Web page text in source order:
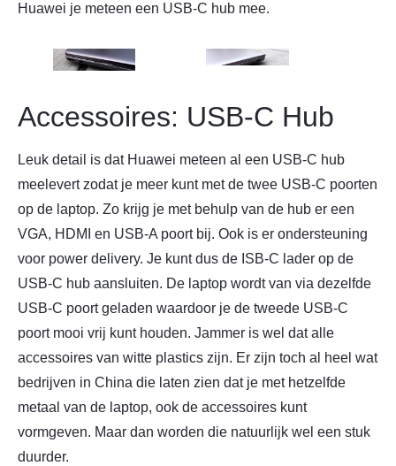
Huawei je meteen een USB-C hub mee.
Accessoires: USB-C Hub
Leuk detail is dat Huawei meteen al een USB-C hub
meelevert zodat je meer kunt met de twee USB-C poorten
op de laptop. Zo krijg je met behulp van de hub er een
VGA, HDMI en USB-A poort bij. Ook is er ondersteuning
voor power delivery. Je kunt dus de ISB-C lader op de
USB-C hub aansluiten. De laptop wordt van via dezelfde
USB-C poort geladen waardoor je de tweede USB-C
poort mooi vrij kunt houden. Jammer is wel dat alle
accessoires van witte plastics zijn. Er zijn toch al heel wat
bedrijven in China die laten zien dat je met hetzelfde
metaal van de laptop, ook de accessoires kunt
vormgeven. Maar dan worden die natuurlijk wel een stuk
duurder.